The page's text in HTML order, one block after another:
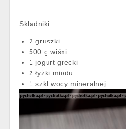
Składniki:
2 gruszki
500 g wiśni
1 jogurt grecki
2 łyżki miodu
1 szkl wody mineralnej